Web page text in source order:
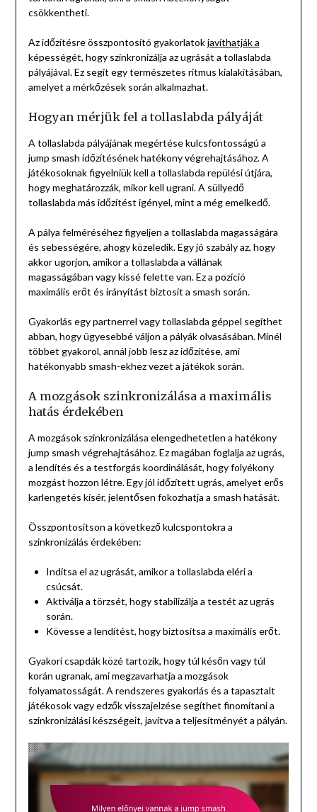
csökkentheti.
Az időzítésre összpontosító gyakorlatokjavíthatják a
képességét, hogy szinkronizálja az ugrását a tollaslabda
pályájával. Ez segít egy természetes ritmus kialakításában,
amelyet a mérkőzések során alkalmazhat.
Hogyan mérjük fel a tollaslabda pályáját
A tollaslabda pályájának megértése kulcsfontosságú a
jump smash időzítésének hatékony végrehajtásához. A
játékosoknak figyelniük kell a tollaslabda repülési útjára,
hogy meghatározzák, mikor kell ugrani. A süllyedő
tollaslabda más időzítést igényel, mint a még emelkedő.
A pálya felméréséhez figyeljen a tollaslabda magasságára
és sebességére, ahogy közeledik. Egy jó szabály az, hogy
akkor ugorjon, amikor a tollaslabda a vállának
magasságában vagy kissé felette van. Ez a pozíció
maximális erőt és irányítást biztosít a smash során.
Gyakorlás egy partnerrel vagy tollaslabda géppel segíthet
abban, hogy ügyesebbé váljon a pályák olvasásában. Minél
többet gyakorol, annál jobb lesz az időzítése, ami
hatékonyabb smash-ekhez vezet a játékok során.
A mozgások szinkronizálása a maximális
hatás érdekében
A mozgások szinkronizálása elengedhetetlen a hatékony
jump smash végrehajtásához. Ez magában foglalja az ugrás,
a lendítés és a testforgás koordinálását, hogy folyékony
mozgást hozzon létre. Egy jól időzített ugrás, amelyet erős
karlengetés kísér, jelentősen fokozhatja a smash hatását.
Összpontosítson a következő kulcspontokra a
szinkronizálás érdekében:
Indítsa el az ugrását, amikor a tollaslabda eléri a
csúcsát.
Aktiválja a törzsét, hogy stabilizálja a testét az ugrás
során.
Kövesse a lendítést, hogy biztosítsa a maximális erőt.
Gyakori csapdák közé tartozik, hogy túl későn vagy túl
korán ugranak, ami megzavarhatja a mozgások
folyamatosságát. A rendszeres gyakorlás és a tapasztalt
játékosok vagy edzők visszajelzése segíthet finomítani a
szinkronizálási készségeit, javítva a teljesítményét a pályán.